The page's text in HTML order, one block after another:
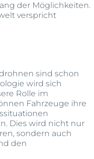
der Möglichkeiten.
verspricht
sind schon
wird sich
Rolle im
Fahrzeuge ihre
Dies wird nicht nur
sondern auch
den